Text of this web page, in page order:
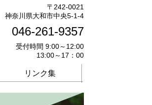
〒242-0021
神奈川県大和市中央5-1-4
046-261-9357
受付時間 9:00～12:00
13:00～17：00
リンク集